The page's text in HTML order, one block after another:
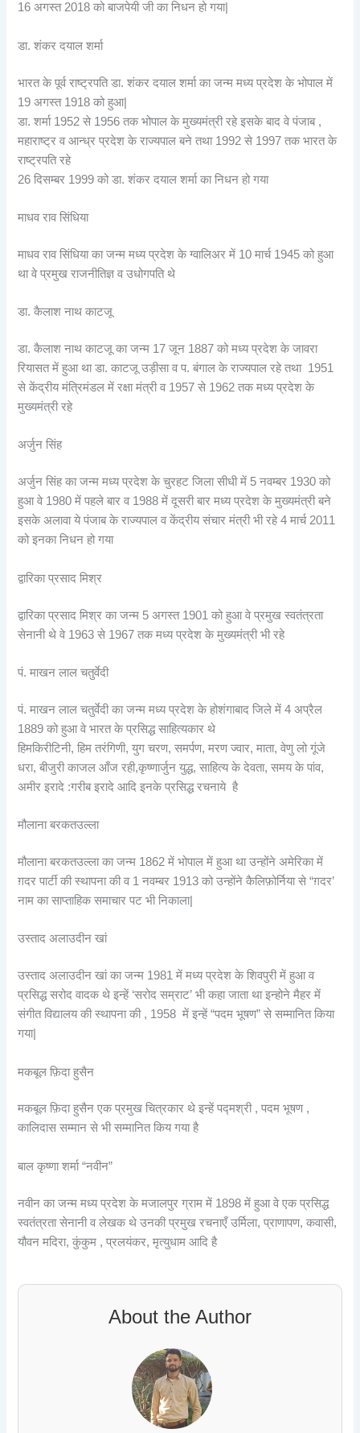
16 अगस्त 2018 को बाजपेयी जी का निधन हो गया|
डा. शंकर दयाल शर्मा
भारत के पूर्व राष्ट्रपति डा. शंकर दयाल शर्मा का जन्म मध्य प्रदेश के भोपाल में
19 अगस्त 1918 को हुआ|
डा. शर्मा 1952 से 1956 तक भोपाल के मुख्यमंत्री रहे इसके बाद वे पंजाब ,
महाराष्ट्र व आन्ध्र प्रदेश के राज्यपाल बने तथा 1992 से 1997 तक भारत के
राष्ट्रपति रहे
26 दिसम्बर 1999 को डा. शंकर दयाल शर्मा का निधन हो गया
माधव राव सिंधिया
माधव राव सिंधिया का जन्म मध्य प्रदेश के ग्वालिअर में 10 मार्च 1945 को हुआ
था वे प्रमुख राजनीतिज्ञ व उधोगपति थे
डा. कैलाश नाथ काटजू
डा. कैलाश नाथ काटजू का जन्म 17 जून 1887 को मध्य प्रदेश के जावरा
रियासत में हुआ था डा. काटजू उड़ीसा व प. बंगाल के राज्यपाल रहे तथा 1951
से केंद्रीय मंत्रिमंडल में रक्षा मंत्री व 1957 से 1962 तक मध्य प्रदेश के
मुख्यमंत्री रहे
अर्जुन सिंह
अर्जुन सिंह का जन्म मध्य प्रदेश के चुरहट जिला सीधी में 5 नवम्बर 1930 को
हुआ वे 1980 में पहले बार व 1988 में दूसरी बार मध्य प्रदेश के मुख्यमंत्री बने
इसके अलावा ये पंजाब के राज्यपाल व केंद्रीय संचार मंत्री भी रहे 4 मार्च 2011
को इनका निधन हो गया
द्वारिका प्रसाद मिश्र
द्वारिका प्रसाद मिश्र का जन्म 5 अगस्त 1901 को हुआ वे प्रमुख स्वतंत्रता
सेनानी थे वे 1963 से 1967 तक मध्य प्रदेश के मुख्यमंत्री भी रहे
पं. माखन लाल चतुर्वेदी
पं. माखन लाल चतुर्वेदी का जन्म मध्य प्रदेश के होशंगाबाद जिले में 4 अप्रैल
1889 को हुआ वे भारत के प्रसिद्ध साहित्यकार थे
हिमकिरीटिनी, हिम तरंगिणी, युग चरण, समर्पण, मरण ज्वार, माता, वेणु लो गूंजे
धरा, बीजुरी काजल आँज रही,कृष्णार्जुन युद्ध, साहित्य के देवता, समय के पांव,
अमीर इरादे :गरीब इरादे आदि इनके प्रसिद्ध रचनाये है
मौलाना बरकतउल्ला
मौलाना बरकतउल्ला का जन्म 1862 में भोपाल में हुआ था उन्होंने अमेरिका में
ग़दर पार्टी की स्थापना की व 1 नवम्बर 1913 को उन्होंने कैलिफ़ोर्निया से “ग़दर’
नाम का साप्ताहिक समाचार पट भी निकाला|
उस्ताद अलाउदीन खां
उस्ताद अलाउदीन खां का जन्म 1981 में मध्य प्रदेश के शिवपुरी में हुआ व
प्रसिद्ध सरोद वादक थे इन्हें ‘सरोद सम्राट’ भी कहा जाता था इन्होने मैहर में
संगीत विद्यालय की स्थापना की , 1958 में इन्हें “पदम भूषण” से सम्मानित किया
गया|
मकबूल फ़िदा हुसैन
मकबूल फ़िदा हुसैन एक प्रमुख चित्रकार थे इन्हें पद्मश्री , पदम भूषण ,
कालिदास सम्मान से भी सम्मानित किय गया है
बाल कृष्णा शर्मा “नवीन”
नवीन का जन्म मध्य प्रदेश के मजालपुर ग्राम में 1898 में हुआ वे एक प्रसिद्ध
स्वतंत्रता सेनानी व लेखक थे उनकी प्रमुख रचनाएँ उर्मिला, प्राणापण, कवासी,
यौवन मदिरा, कुंकुम , प्रलयंकर, मृत्युधाम आदि है
About the Author